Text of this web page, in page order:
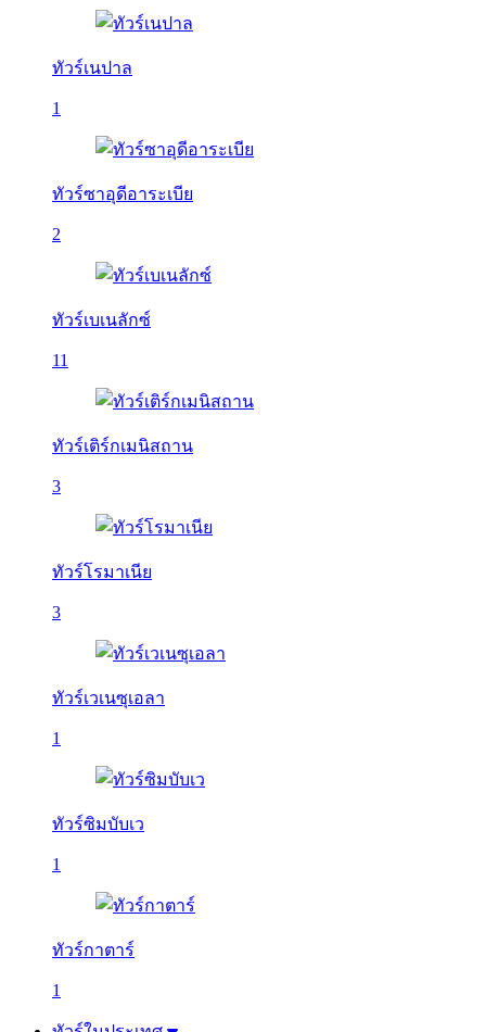
ทัวร์เนปาล
1
ทัวร์ซาอุดีอาระเบีย
2
ทัวร์เบเนลักซ์
11
ทัวร์เติร์กเมนิสถาน
3
ทัวร์โรมาเนีย
3
ทัวร์เวเนซุเอลา
1
ทัวร์ซิมบับเว
1
ทัวร์กาตาร์
1